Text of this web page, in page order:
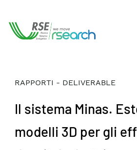
RAPPORTI - DELIVERABLE
Il sistema Minas.
modelli 3D per gli